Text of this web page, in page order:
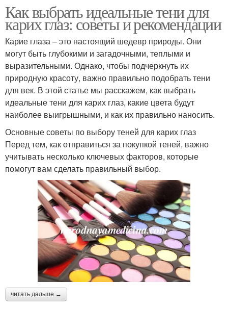
Как выбрать идеальные тени для
карих глаз: советы и рекомендации
Карие глаза – это настоящий шедевр природы. Они
могут быть глубокими и загадочными, теплыми и
выразительными. Однако, чтобы подчеркнуть их
природную красоту, важно правильно подобрать тени
для век. В этой статье мы расскажем, как выбрать
идеальные тени для карих глаз, какие цвета будут
наиболее выигрышными, и как их правильно наносить.
Основные советы по выбору теней для карих глаз
Перед тем, как отправиться за покупкой теней, важно
учитывать несколько ключевых факторов, которые
помогут вам сделать правильный выбор.
читать дальше →